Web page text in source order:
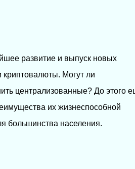
развитие и выпуск новых
криптовалюты. Могут ли
централизованные? До этого
их жизнеспособной
большинства населения.